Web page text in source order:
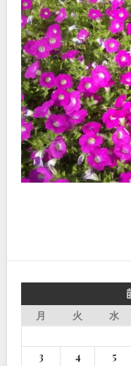
月
火 水
3
4 5